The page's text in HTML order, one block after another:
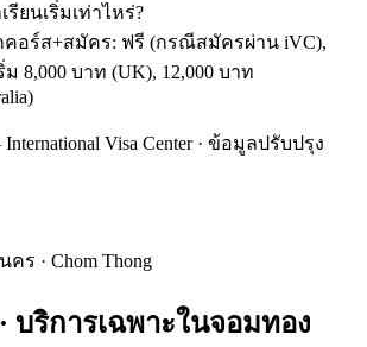
ยนเริ่มเท่าไหร่?
คอร์ส+สมัคร: ฟรี (กรณีสมัครผ่าน iVC),
ม 8,000 บาท (UK), 12,000 บาท
Visa Center · ข้อมูลปรับปรุง
คร · Chom Thong
บริการเฉพาะในจอมทอง